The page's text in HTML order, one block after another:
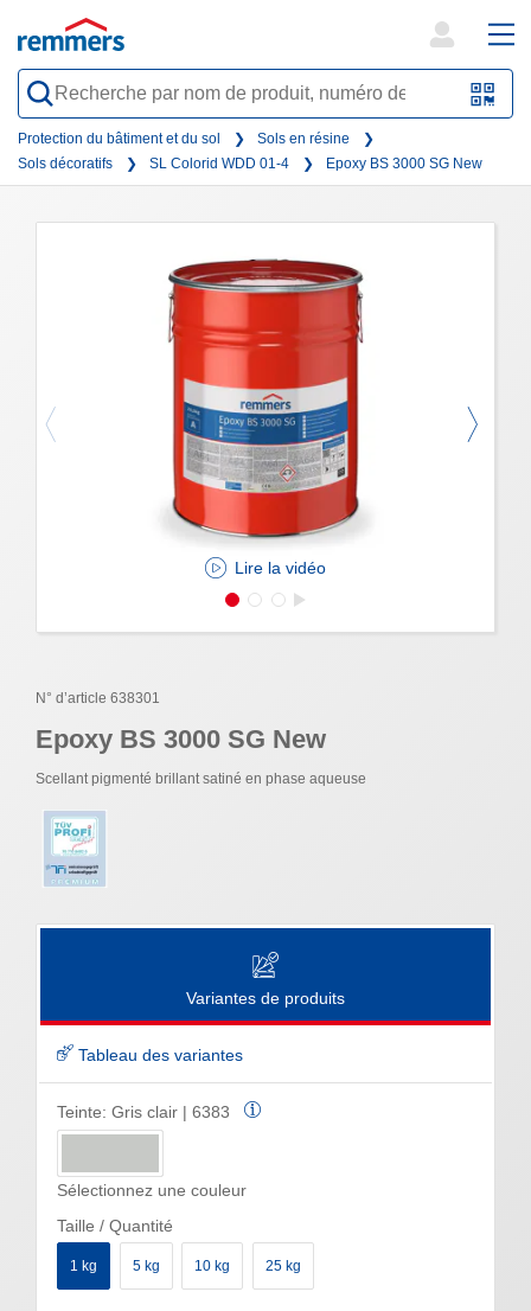
QR-
oder
search
form
Protection du bâtiment et du sol
Sols en résine
Sols décoratifs
SL Colorid WDD 01-4 Epoxy BS 3000 SG New
Lire la vidéo
N° d’article 638301
Epoxy BS 3000 SG New
Scellant pigmenté brillant satiné en phase aqueuse
Variantes de produits
Tableau des variantes
Teinte: Gris clair | 6383
Sélectionnez une couleur
Taille / Quantité
1 kg 5 kg 10 kg 25 kg